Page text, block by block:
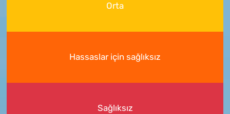
Orta
Hassaslar için sağlıksız
Sağlıksız